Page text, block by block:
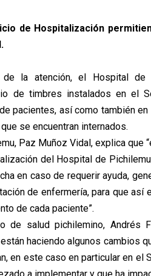
de Hospitalización
la atención, el Hospital de
de timbres instalados en el
pacientes, así como también en
se encuentran internados.
Paz Muñoz Vidal, explica que
del Hospital de
en caso de requerir ayuda,
de enfermería, para que así
de cada paciente”.
salud pichilemino, Andrés
haciendo algunos cambios
en este caso en particular en el